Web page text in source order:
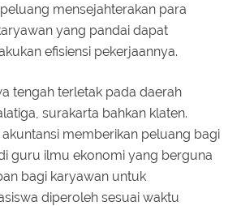
mensejahterakan para
yang pandai dapat
efisiensi pekerjaannya.
tengah terletak pada daerah
surakarta bahkan klaten.
memberikan peluang bagi
guru ilmu ekonomi yang berguna
bagi karyawan untuk
diperoleh sesuai waktu